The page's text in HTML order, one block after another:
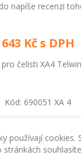
napíše recenzi
643 Kč s DPH
čelisti XA4
Kód: 690051 XA 4
KOUPIT
používají cookies.
stránkách